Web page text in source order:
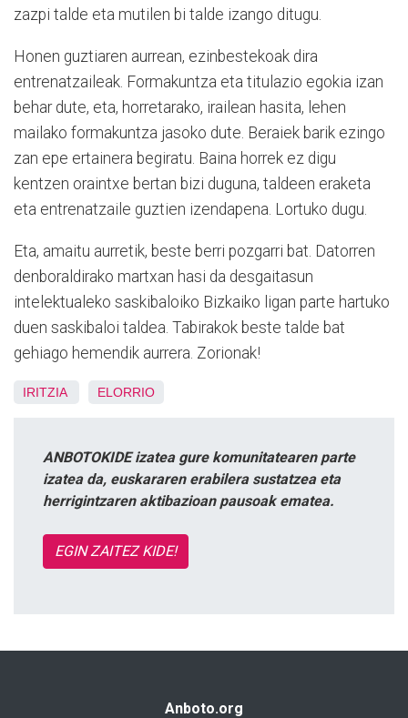
zazpi talde eta mutilen bi talde izango ditugu.
Honen guztiaren aurrean, ezinbestekoak dira
entrenatzaileak. Formakuntza eta titulazio egokia izan
behar dute, eta, horretarako, irailean hasita, lehen
mailako formakuntza jasoko dute. Beraiek barik ezingo
zan epe ertainera begiratu. Baina horrek ez digu
kentzen oraintxe bertan bizi duguna, taldeen eraketa
eta entrenatzaile guztien izendapena. Lortuko dugu.
Eta, amaitu aurretik, beste berri pozgarri bat. Datorren
denboraldirako martxan hasi da desgaitasun
intelektualeko saskibaloiko Bizkaiko ligan parte hartuko
duen saskibaloi taldea. Tabirakok beste talde bat
gehiago hemendik aurrera. Zorionak!
IRITZIA ELORRIO
ANBOTOKIDE izatea gure komunitatearen parte
izatea da, euskararen erabilera sustatzea eta
herrigintzaren aktibazioan pausoak ematea.
EGIN ZAITEZ KIDE!
Anboto.org